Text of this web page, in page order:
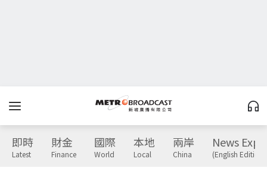
即時
Latest
財金
Finance
國際
World
本地
Local
兩岸
China
News
(English Edition)